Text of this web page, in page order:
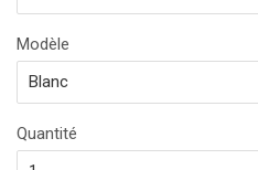
Modèle
Quantité